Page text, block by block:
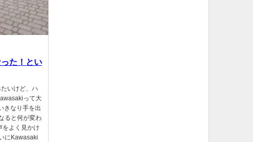
た！とい
いけど、ハ
って大
きなり手を出
ると何が変わ
をよく見かけ
にKawasaki